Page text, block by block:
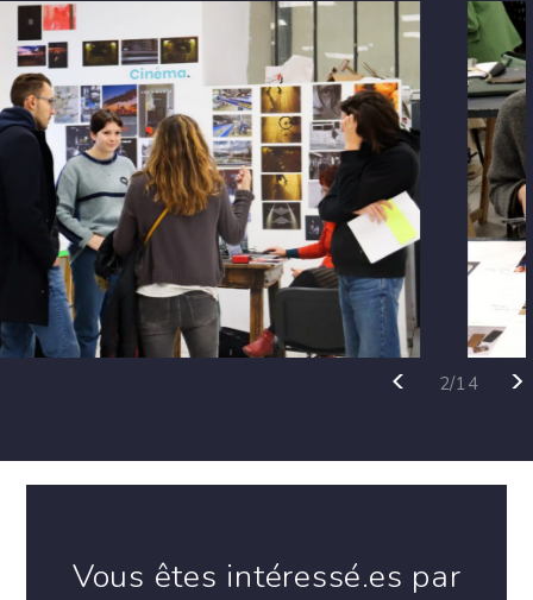
<
3/14
>
Vous êtes intéressé.es par